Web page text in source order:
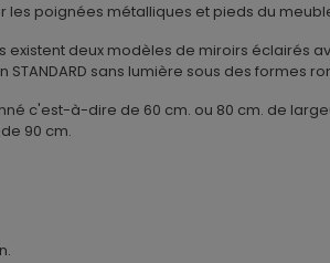
poignées métalliques et pieds du
deux modèles de miroirs éclairés
sans lumière sous des formes
c'est-à-dire de 60 cm. ou 80 cm. de
90 cm.